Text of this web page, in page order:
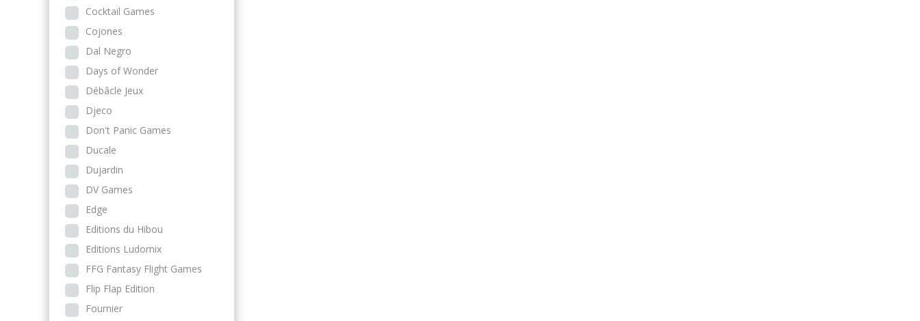
Cocktail Games
Cojones
Dal Negro
Days of Wonder
Débâcle Jeux
Djeco
Don't Panic Games
Ducale
Dujardin
DV Games
Edge
Editions du Hibou
Editions Ludomix
FFG Fantasy Flight Games
Flip Flap Edition
Fournier